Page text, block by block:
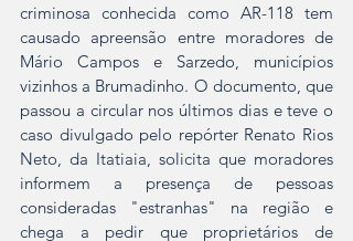
criminosa conhecida como AR-118 tem
causado apreensão entre moradores de
Mário Campos e Sarzedo, municípios
vizinhos a Brumadinho. O documento, que
passou a circular nos últimos dias e teve o
caso divulgado pelo repórter Renato Rios
Neto, da Itatiaia, solicita que moradores
informem a presença de pessoas
consideradas "estranhas" na região e
chega a pedir que proprietários de